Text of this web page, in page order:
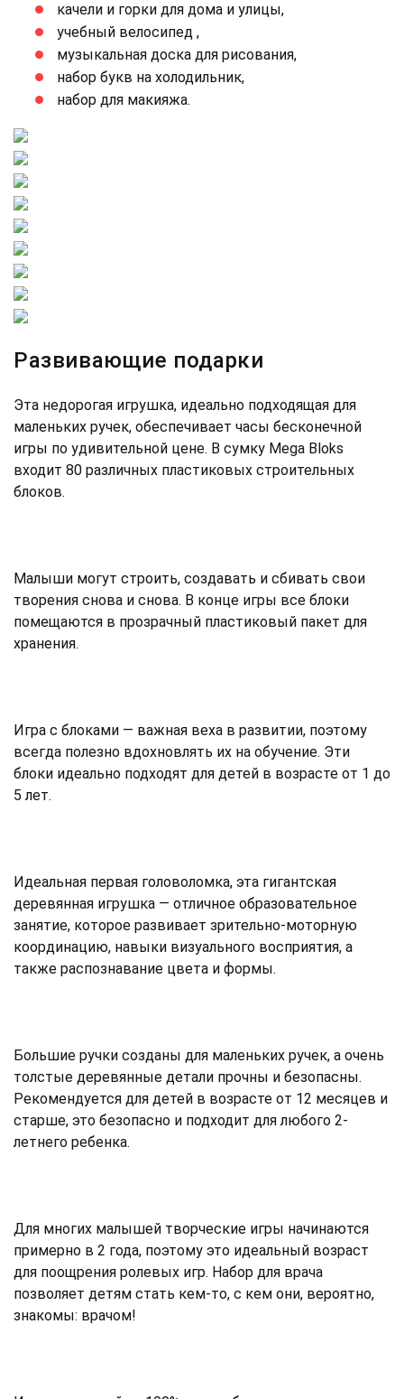
качели и горки для дома и улицы,
учебный велосипед ,
музыкальная доска для рисования,
набор букв на холодильник,
набор для макияжа.
Развивающие подарки
Эта недорогая игрушка, идеально подходящая для
маленьких ручек, обеспечивает часы бесконечной
игры по удивительной цене. В сумку Mega Bloks
входит 80 различных пластиковых строительных
блоков.
Малыши могут строить, создавать и сбивать свои
творения снова и снова. В конце игры все блоки
помещаются в прозрачный пластиковый пакет для
хранения.
Игра с блоками — важная веха в развитии, поэтому
всегда полезно вдохновлять их на обучение. Эти
блоки идеально подходят для детей в возрасте от 1 до
5 лет.
Идеальная первая головоломка, эта гигантская
деревянная игрушка — отличное образовательное
занятие, которое развивает зрительно-моторную
координацию, навыки визуального восприятия, а
также распознавание цвета и формы.
Большие ручки созданы для маленьких ручек, а очень
толстые деревянные детали прочны и безопасны.
Рекомендуется для детей в возрасте от 12 месяцев и
старше, это безопасно и подходит для любого 2-
летнего ребенка.
Для многих малышей творческие игры начинаются
примерно в 2 года, поэтому это идеальный возраст
для поощрения ролевых игр. Набор для врача
позволяет детям стать кем-то, с кем они, вероятно,
знакомы: врачом!